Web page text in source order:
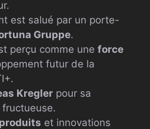
est salué par un porte-
Gruppe.
perçu comme une force
futur de la
Kregler pour sa
fructueuse.
produits et innovations